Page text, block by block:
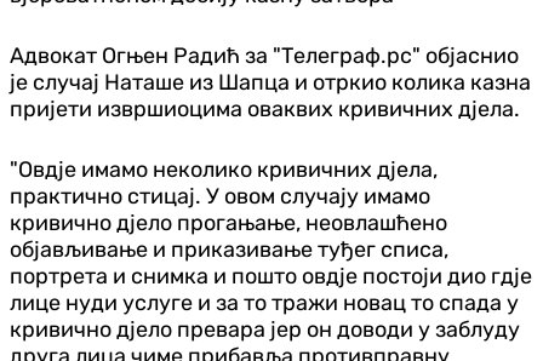
Адвокат Огњен Радић за "Телеграф.рс" објаснио
је случај Наташе из Шапца и отркио колика казна
пријети извршиоцима оваквих кривичних дјела.
"Овдје имамо неколико кривичних дјела,
практично стицај. У овом случају имамо
кривично дјело прогањање, неовлашћено
објављивање и приказивање туђег списа,
портрета и снимка и пошто овдје постоји дио гдје
лице нуди услуге и за то тражи новац то спада у
кривично дјело превара јер он доводи у заблуду